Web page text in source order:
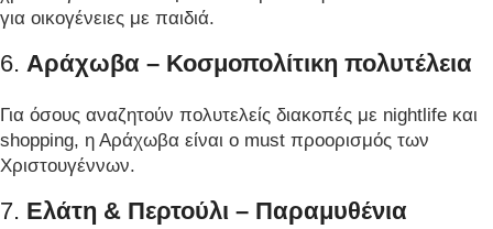
για οικογένειες με παιδιά.
6. Αράχωβα – Κοσμοπολίτικη πολυτέλεια
Για όσους αναζητούν πολυτελείς διακοπές με nightlife και
shopping, η Αράχωβα είναι ο must προορισμός των
Χριστουγέννων.
7. Ελάτη & Περτούλι – Παραμυθένια